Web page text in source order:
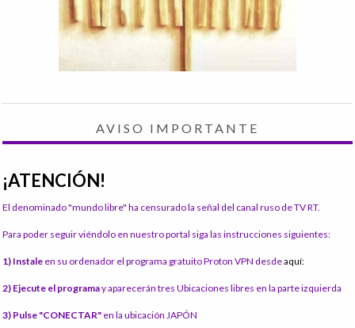
AVISO IMPORTANTE
¡ATENCIÓN!
El denominado "mundo libre" ha censurado la señal del canal ruso de TV RT.
Para poder seguir viéndolo en nuestro portal siga las instrucciones siguientes:
1) Instale en su ordenador el programa gratuito Proton VPN desdeaquí:
2) Ejecute el programay aparecerán tres Ubicaciones libres en la parte izquierda
3) Pulse "CONECTAR" en la ubicación JAPÓN